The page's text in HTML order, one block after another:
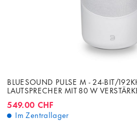
BLUESOUND PULSE M - 24-BIT/
LAUTSPRECHER MIT 80 W
549.00 CHF
Im Zentrallager